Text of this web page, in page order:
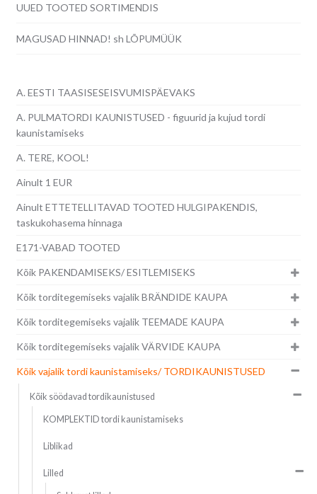
UUED TOOTED SORTIMENDIS
MAGUSAD HINNAD! sh LÕPUMÜÜK
A. EESTI TAASISESEISVUMISPÄEVAKS
A. PULMATORDI KAUNISTUSED - figuurid ja kujud tordi
kaunistamiseks
A. TERE, KOOL!
Ainult 1 EUR
Ainult ETTETELLITAVAD TOOTED HULGIPAKENDIS,
taskukohasema hinnaga
E171-VABAD TOOTED
Kõik PAKENDAMISEKS/ ESITLEMISEKS
Kõik torditegemiseks vajalik BRÄNDIDE KAUPA
Kõik torditegemiseks vajalik TEEMADE KAUPA
Kõik torditegemiseks vajalik VÄRVIDE KAUPA
Kõik vajalik tordi kaunistamiseks/ TORDIKAUNISTUSED
Kõik söödavad tordikaunistused
KOMPLEKTID tordi kaunistamiseks
Liblikad
Lilled